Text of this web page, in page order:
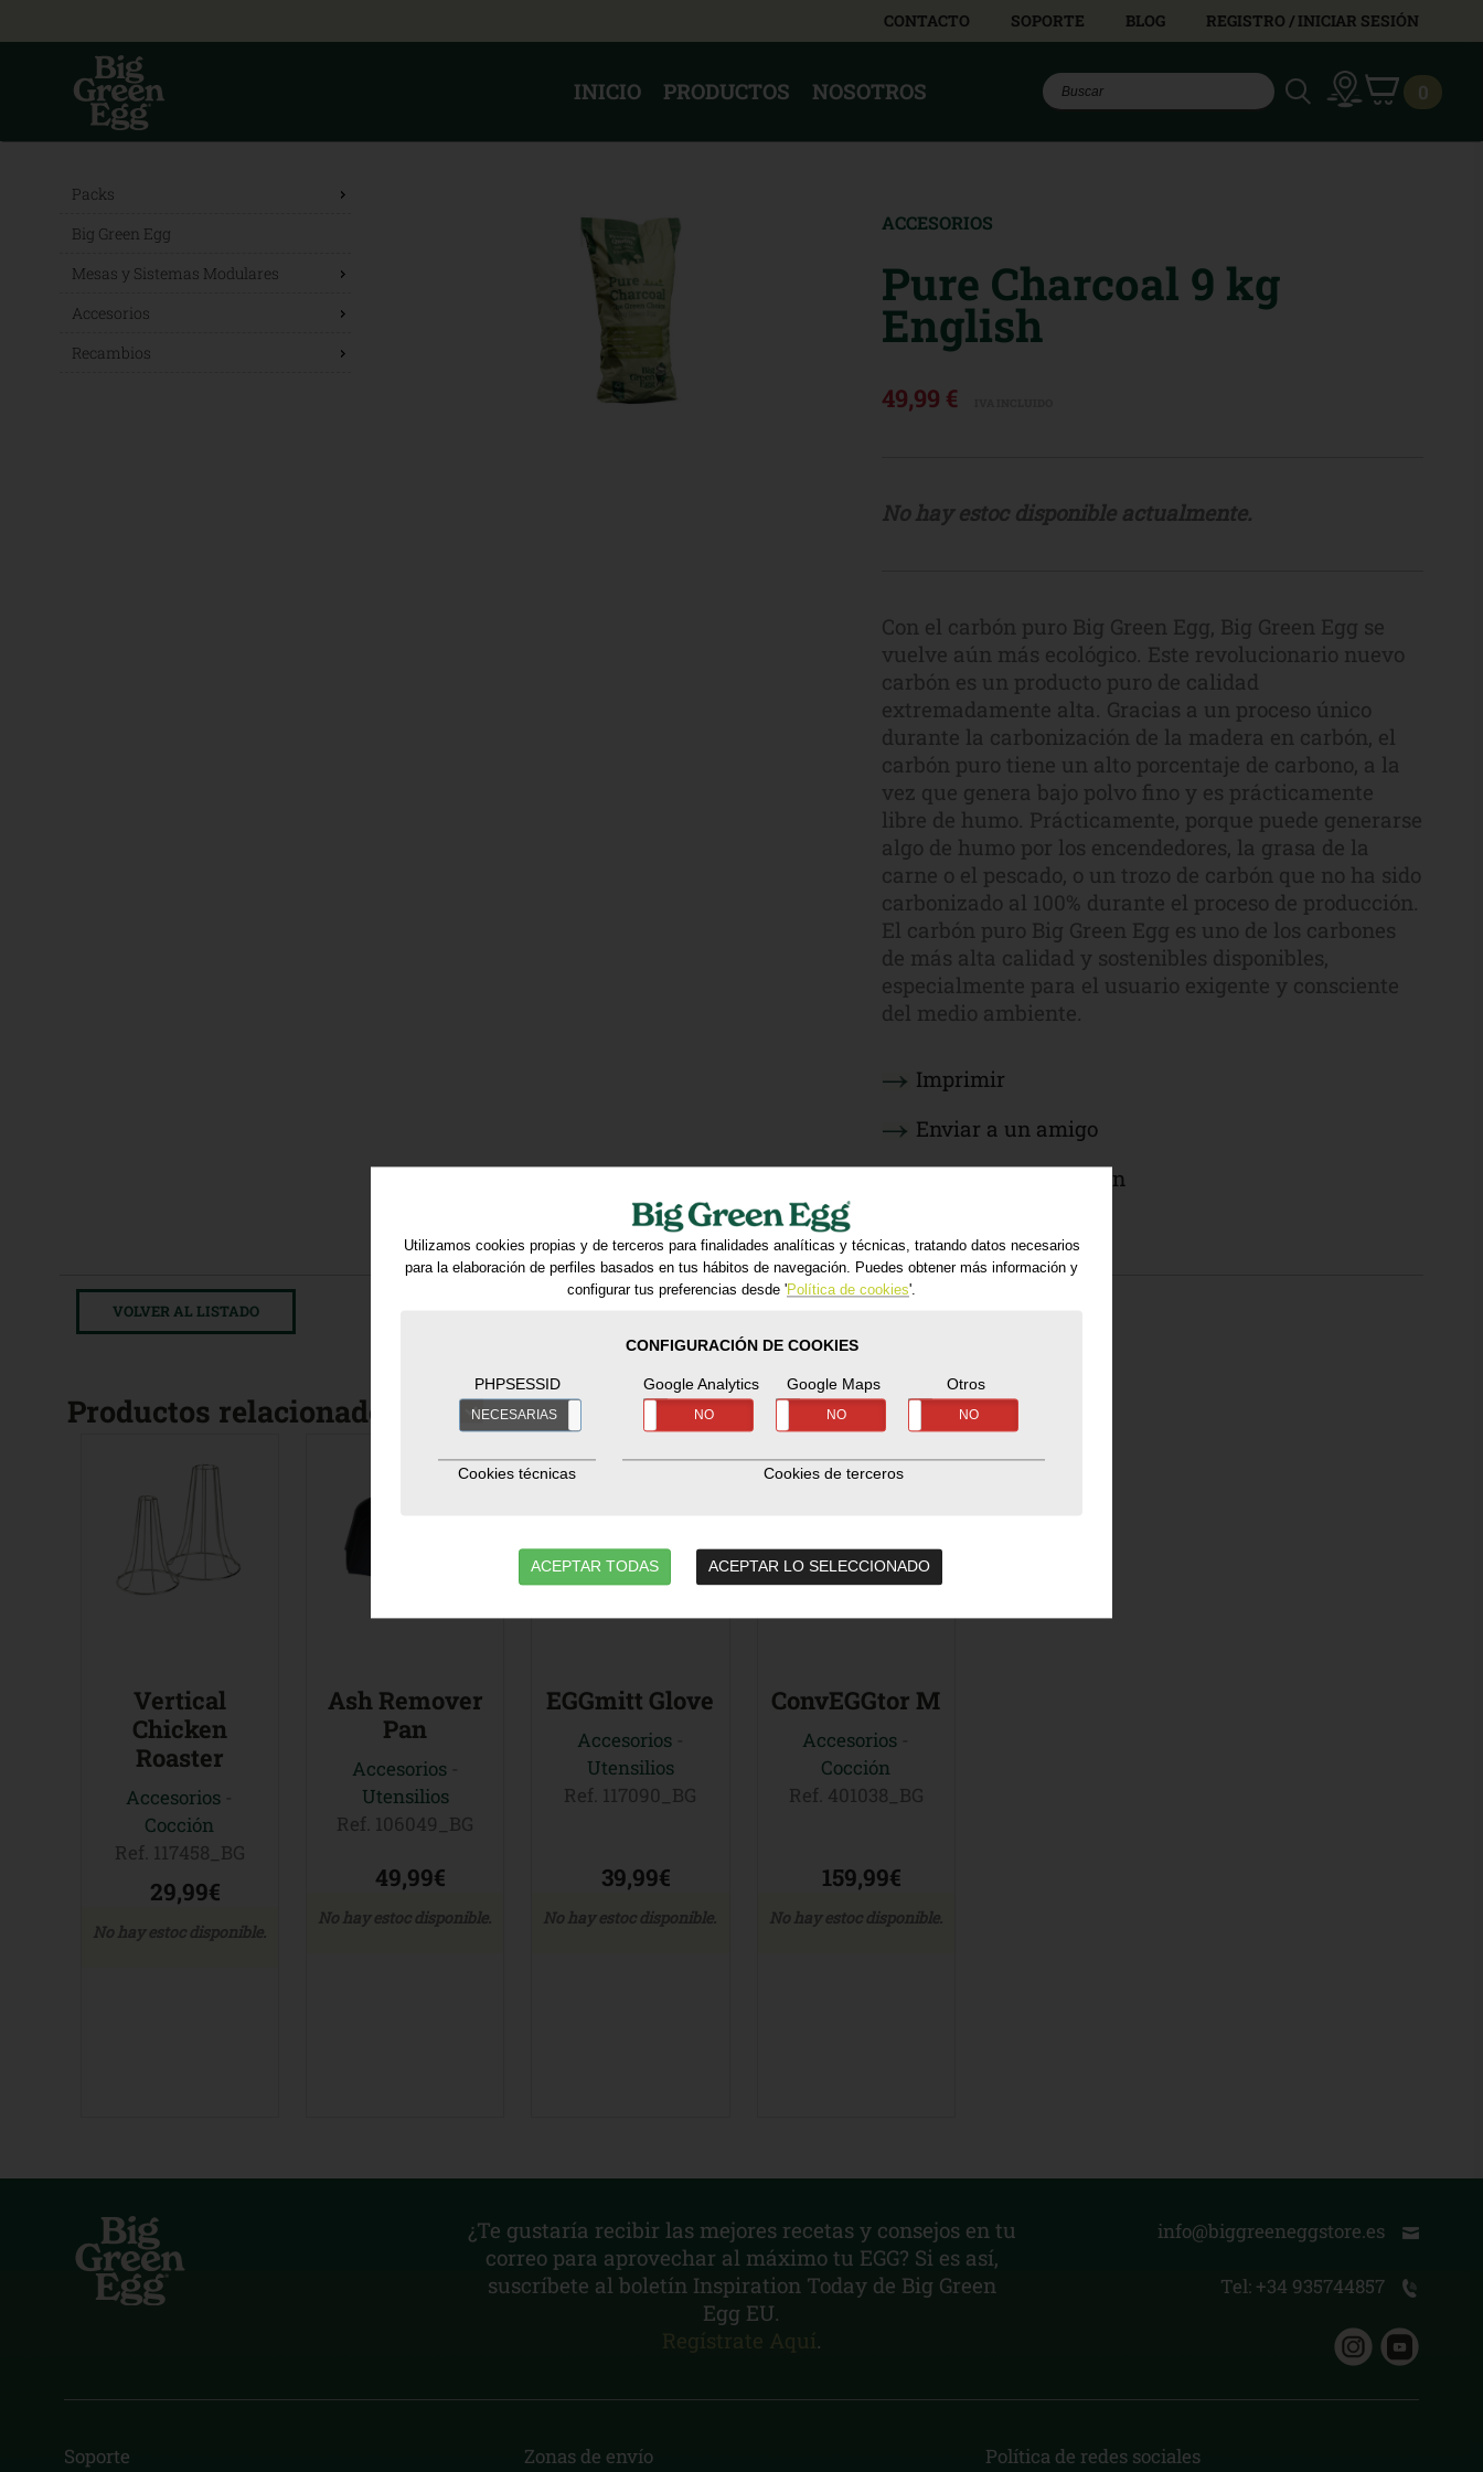
CONTACTO SOPORTE BLOG REGISTRO / INICIAR SESIÓN
INICIO PRODUCTOS NOSOTROS 0
Packs
Big Green Egg
Mesas y Sistemas Modulares
Accesorios
Recambios
ACCESORIOS
Pure Charcoal 9 kg
English
49,99 €
No hay estoc disponible actualmente.
Con el carbón puro Big Green Egg, Big Green Egg se
vuelve aún más ecológico. Este revolucionario nuevo
carbón es un producto puro de calidad
extremadamente alta. Gracias a un proceso único
durante la carbonización de la madera en carbón, el
carbón puro tiene un alto porcentaje de carbono, a la
vez que genera bajo polvo fino y es prácticamente
libre de humo. Prácticamente, porque puede generarse
algo de humo por los encendedores, la grasa de la
carne o el pescado, o un trozo de carbón que no ha sido
carbonizado al 100% durante el proceso de producción.
El carbón puro Big Green Egg es uno de los carbones
de más alta calidad y sostenibles disponibles,
especialmente para el usuario exigente y consciente
del medio ambiente.
Imprimir
Enviar a un amigo
Solicitar información
VOLVER AL LISTADO
Productos relacionados
Vertical
Chicken
Roaster
Accesorios
Cocción
Ref. 117458_BG
29,99€
No hay estoc disponible.
Ash Remover
Pan
Accesorios-
Utensilios
Ref. 106049_BG
49,99€
No hay estoc disponible.
EGGmitt Glove
Accesorios-
Utensilios
Ref. 117090_BG
39,99€
No hay estoc disponible.
ConvEGGtor M
Accesorios
Cocción
Ref. 401038_BG
159,99€
No hay estoc disponible.
¿Te gustaría recibir las mejores recetas y consejos en tu
correo para aprovechar al máximo tu EGG? Si es así,
suscríbete al boletín Inspiration Today de Big Green
Egg EU.
Regístrate Aquí.
info@biggreeneggstore.es
Tel: +34 935744857
Soporte
Zonas de envío
Política de redes sociales
Utilizamos cookies propias y de terceros para finalidades analíticas y técnicas, tratando datos necesarios
para la elaboración de perfiles basados en tus hábitos de navegación. Puedes obtener más información y
configurar tus preferencias desde 'Política de cookies'.
CONFIGURACIÓN DE COOKIES
PHPSESSID
NECESARIAS
Cookies técnicas
Google Analytics
NO
Google Maps
SÍ NO
Otros
SÍ NO
Cookies de terceros
ACEPTAR TODAS ACEPTAR LO SELECCIONADO